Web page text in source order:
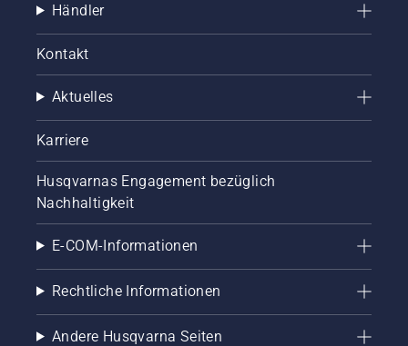
Händler
Kontakt
Aktuelles
Karriere
Husqvarnas Engagement bezüglich
Nachhaltigkeit
E-COM-Informationen
Rechtliche Informationen
Andere Husqvarna Seiten